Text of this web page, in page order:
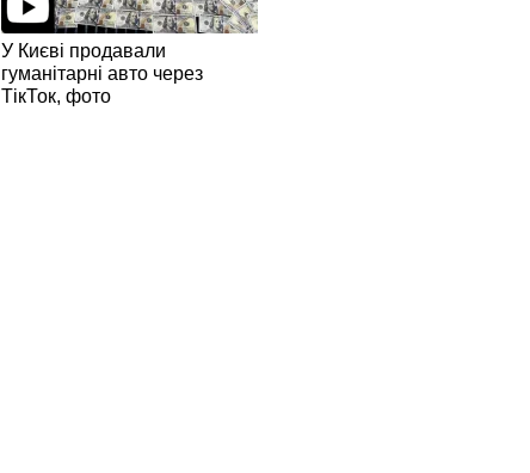
У Києві продавали
гуманітарні авто через
ТікТок, фото